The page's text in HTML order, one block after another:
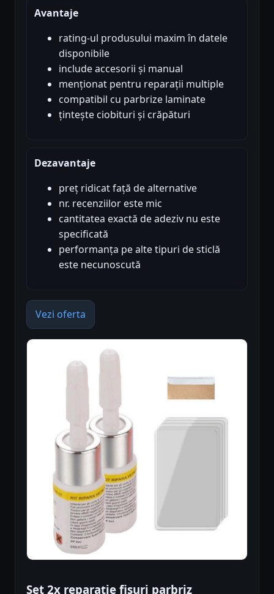
Avantaje
rating-ul produsului maxim în datele
disponibile
include accesorii și manual
menționat pentru reparații multiple
compatibil cu parbrize laminate
țintește ciobituri și crăpături
Dezavantaje
preț ridicat față de alternative
nr. recenziilor este mic
cantitatea exactă de adeziv nu este
specificată
performanța pe alte tipuri de sticlă
este necunoscută
Vezi oferta
Set 2x reparație fisuri parbriz